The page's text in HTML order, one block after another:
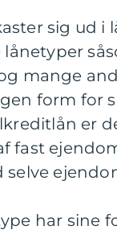
sig ud i
lånetyper
mange
form for
er
fast
selve
har sine